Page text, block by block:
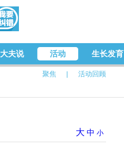
大夫说 活动
聚焦 | 活动回顾
生长发育
大 中 小